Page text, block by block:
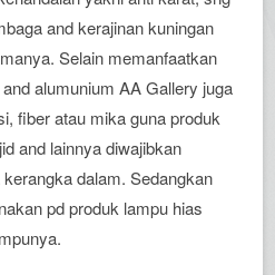
and kerajinan kuningan
Selain memanfaatkan
alumunium AA Gallery juga
fiber atau mika guna produk
and lainnya diwajibkan
dalam. Sedangkan
pd produk lampu hias